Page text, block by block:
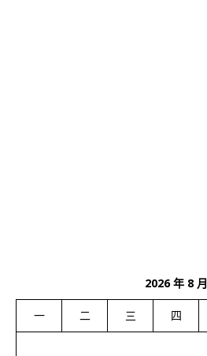
2026 年 8 月
一 二 三 四